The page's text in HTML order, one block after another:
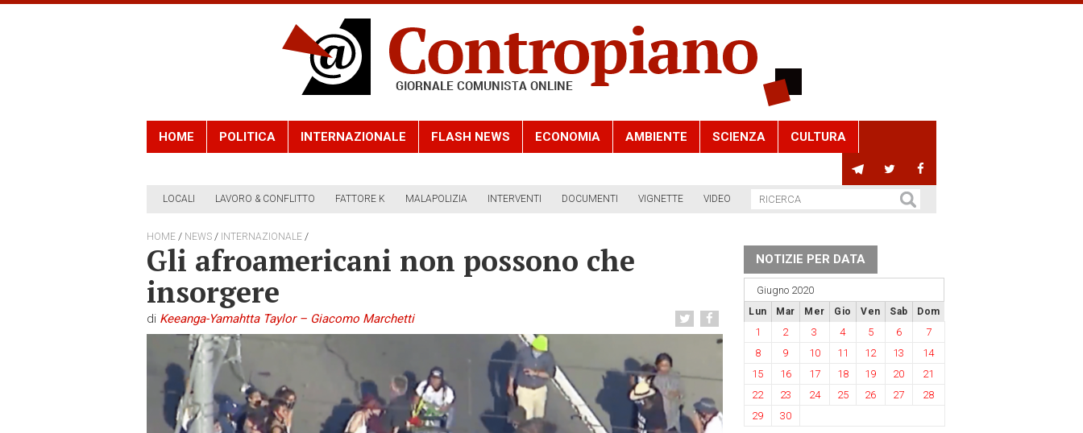
HOME POLITICA INTERNAZIONALE FLASH NEWS ECONOMIA AMBIENTE SCIENZA CULTURA
LOCALI LAVORO & CONFLITTO FATTORE K MALAPOLIZIA INTERVENTI DOCUMENTI VIGNETTE VIDEO
HOME / NEWS / INTERNAZIONALE /
Gli afroamericani non possono che
insorgere
di Keeanga-Yamahtta Taylor – Giacomo Marchetti
NOTIZIE PER DATA
Giugno 2020
Lun Mar Mer Gio Ven Sab Dom
1 2 3 4 5 6
7
8
9 10 11 12 13
14
15
16 17 18 19 20
21
22
23 24 25 26 27
28
29
30